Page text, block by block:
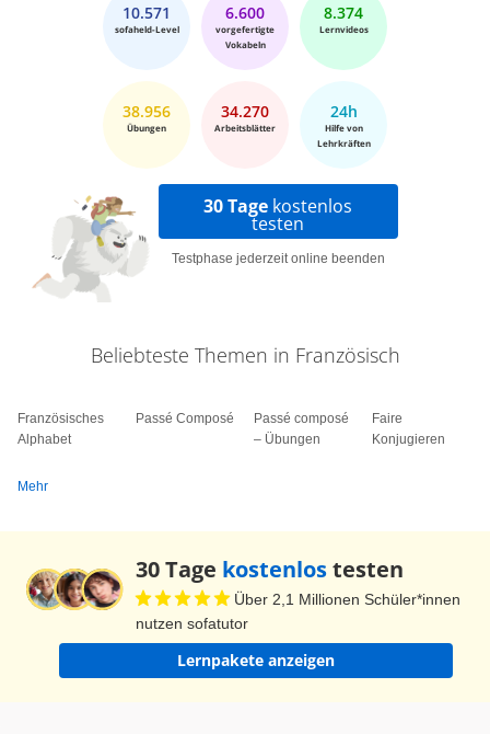
10.571
sofaheld-Level
6.600
vorgefertigte
Vokabeln
8.374
Lernvideos
38.956
Übungen
34.270
Arbeitsblätter
24h
Hilfe von
Lehrkräften
30 Tage kostenlos
testen
Testphase jederzeit online beenden
Beliebteste Themen in Französisch
Französisches
Alphabet
Passé Composé
Passé composé
– Übungen
Faire
Konjugieren
Mehr
30 Tage kostenlostesten
Über 2,1 Millionen Schüler*innen
nutzen sofatutor
Lernpakete anzeigen